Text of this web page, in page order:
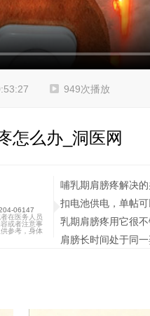
949次播放
怎么办_洞医网
06147
在医务人员
或者注意事
参考，身体
哺乳期肩膀疼解决
扣电池供电，单帖
乳期肩膀疼用它很
肩膀长时间处于同